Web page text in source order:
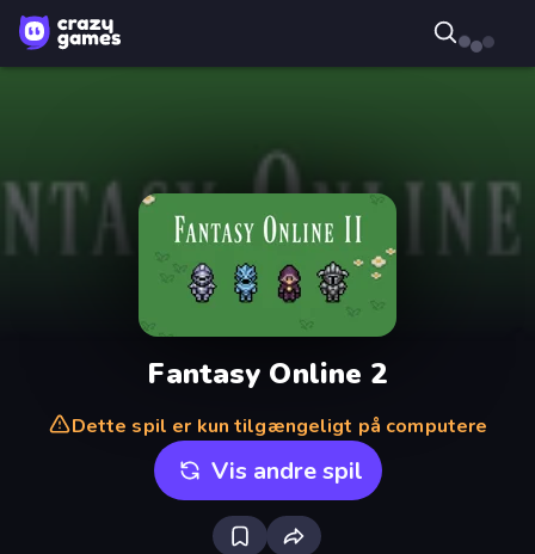
Fantasy Online 2
Dette spil er kun tilgængeligt på computere
Vis andre spil